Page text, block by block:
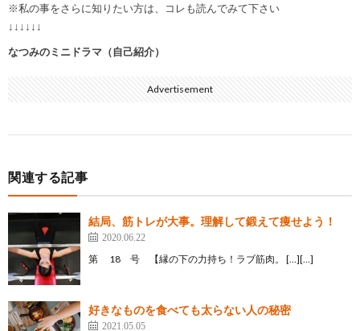
※私の事をさらに知りたい方は、コレも読んでみて下さい
↓↓↓↓↓↓
なつみのミニドラマ（自己紹介）
Advertisement
関連する記事
結局、筋トレが大事。理解して鍛えて痩せよう！
2020.06.22
第 18 号 【縁の下の力持ち！ラブ筋肉。 […][…]
好きなものを食べても太らない人の秘密
2021.05.05